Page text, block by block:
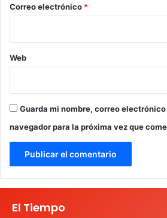
*
Correo electrónico *
Web
Guarda mi nombre, correo
navegador para la próxima vez que
El Tiempo